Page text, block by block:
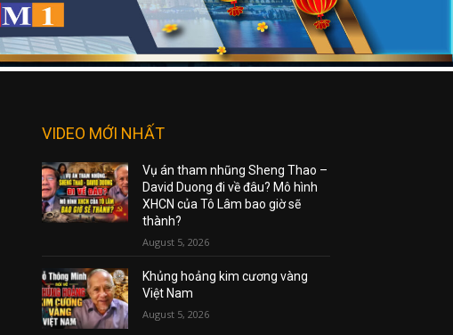
VIDEO MỚI NHẤT
Vụ án tham nhũng Sheng Thao –
David Duong đi về đâu? Mô hình
XHCN của Tô Lâm bao giờ sẽ
thành?
August 5, 2026
Khủng hoảng kim cương vàng
Việt Nam
August 5, 2026